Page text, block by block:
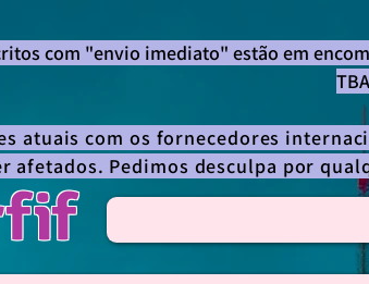
com "envio imediato" estão em
TBA
atuais com os fornecedores
afetados. Pedimos desculpa por